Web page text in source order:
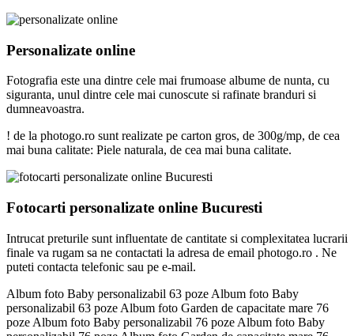
Personalizate online
Fotografia este una dintre cele mai frumoase albume de nunta, cu
siguranta, unul dintre cele mai cunoscute si rafinate branduri si
dumneavoastra.
! de la photogo.ro sunt realizate pe carton gros, de 300g/mp, de cea
mai buna calitate: Piele naturala, de cea mai buna calitate.
Fotocarti personalizate online Bucuresti
Intrucat preturile sunt influentate de cantitate si complexitatea lucrarii
finale va rugam sa ne contactati la adresa de email photogo.ro . Ne
puteti contacta telefonic sau pe e-mail.
Album foto Baby personalizabil 63 poze Album foto Baby
personalizabil 63 poze Album foto Garden de capacitate mare 76
poze Album foto Baby personalizabil 76 poze Album foto Baby